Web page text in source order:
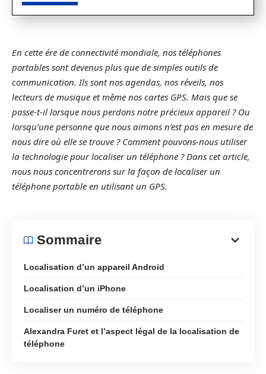
En cette ére de connectivité mondiale, nos téléphones
portables sont devenus plus que de simples outils de
communication. Ils sont nos agendas, nos réveils, nos
lecteurs de musique et même nos cartes GPS. Mais que se
passe-t-il lorsque nous perdons notre précieux appareil ? Ou
lorsqu’une personne que nous aimons n’est pas en mesure de
nous dire où elle se trouve ? Comment pouvons-nous utiliser
la technologie pour localiser un téléphone ? Dans cet article,
nous nous concentrerons sur la façon de localiser un
téléphone portable en utilisant un GPS.
Sommaire
Localisation d’un appareil Android
Localisation d’un iPhone
Localiser un numéro de téléphone
Alexandra Furet et l’aspect légal de la localisation de
téléphone